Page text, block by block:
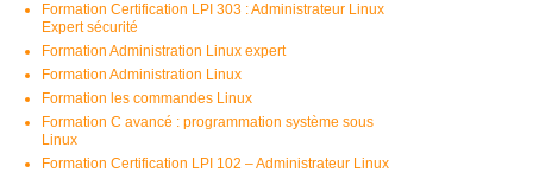
Formation Certification LPI 303 : Administrateur Linux
Expert sécurité
Formation Administration Linux expert
Formation Administration Linux
Formation les commandes Linux
Formation C avancé : programmation système sous
Linux
Formation Certification LPI 102 – Administrateur Linux